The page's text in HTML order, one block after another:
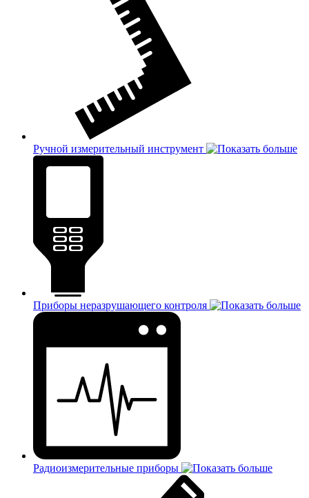
Ручной измерительный инструмент
Приборы неразрушающего контроля
Радиоизмерительные приборы